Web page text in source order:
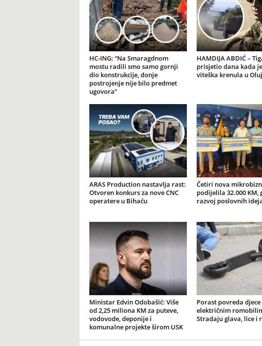
HC-ING: “Na Smaragdnom
mostu radili smo samo gornji
dio konstrukcije, donje
postrojenje nije bilo predmet
ugovora”
HAMDIJA ABDIĆ –
prisjetio dana kada
viteška krenula u
ARAS Production nastavlja rast:
Otvoren konkurs za nove CNC
operatere u Bihaću
Četiri nova
podijelila 32.000 KM,
razvoj poslovnih
Ministar Edvin Odobašić: Više
od 2,25 miliona KM za puteve,
vodovode, deponije i
komunalne projekte širom USK
Porast povreda djece
električnim
Stradaju glava, lice i